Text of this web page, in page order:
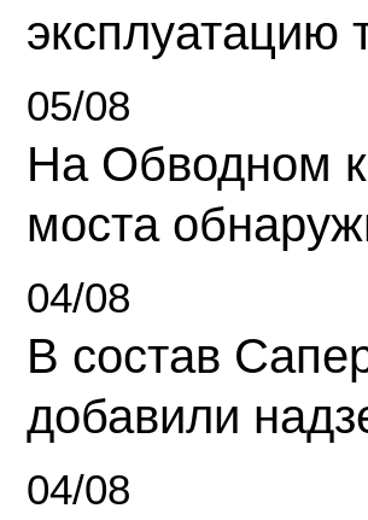
05/08
На Обводном
моста
04/08
В состав
добавили
04/08